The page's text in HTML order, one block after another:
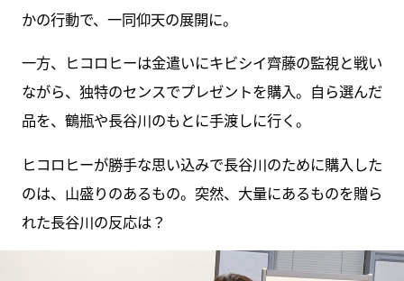
かの行動で、一同仰天の展開に。
一方、ヒコロヒーは金遣いにキビシイ齊藤の監視と戦い
ながら、独特のセンスでプレゼントを購入。自ら選んだ
品を、鶴瓶や長谷川のもとに手渡しに行く。
ヒコロヒーが勝手な思い込みで長谷川のために購入した
のは、山盛りのあるもの。突然、大量にあるものを贈ら
れた長谷川の反応は？